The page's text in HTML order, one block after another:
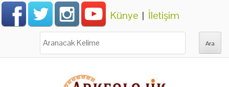
Künye | İletişim